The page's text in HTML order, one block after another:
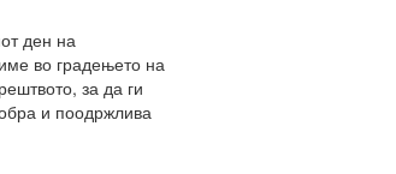
ден на
во градењето на
за да ги
и поодржлива